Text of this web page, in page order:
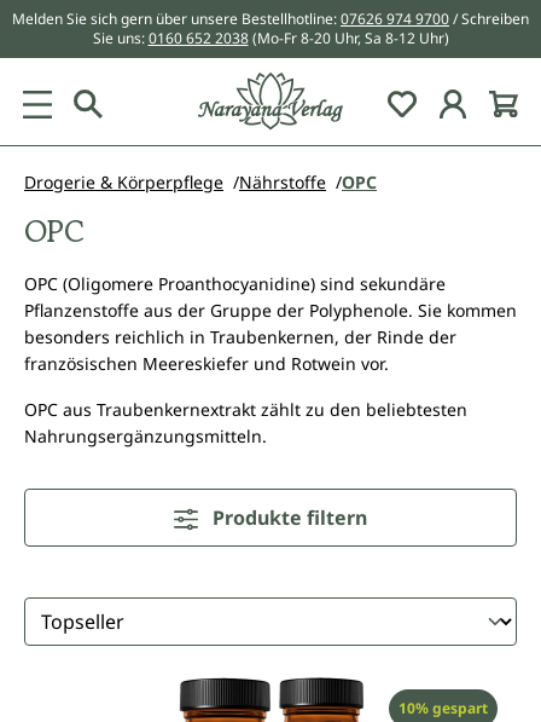
springen
Melden Sie sich gern über unsere Bestellhotline:07626 974 9700/ Schreiben
Sie uns:0160 652 2038 (Mo-Fr 8-20 Uhr, Sa 8-12 Uhr)
Du hast 0
Drogerie & Körperpflege Nährstoffe OPC
OPC
OPC (Oligomere Proanthocyanidine) sind sekundäre
Pflanzenstoffe aus der Gruppe der Polyphenole. Sie kommen
besonders reichlich in Traubenkernen, der Rinde der
französischen Meereskiefer und Rotwein vor.
OPC aus Traubenkernextrakt zählt zu den beliebtesten
Nahrungsergänzungsmitteln.
Produkte filtern
Rabatt
10% gespart